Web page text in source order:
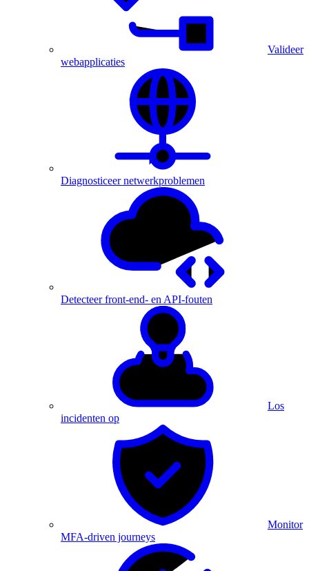
Valideer
webapplicaties
Diagnosticeer netwerkproblemen
Detecteer front-end- en API-fouten
Los
incidenten op
Monitor
MFA-driven journeys